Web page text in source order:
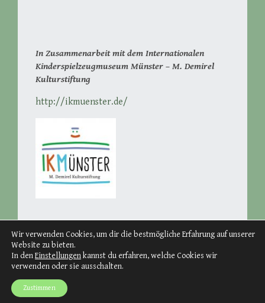
In Zusammenarbeit mit dem Internationalen
Kinderspielzeugmuseum Münster – M. Demirel
Kulturstiftung
http://ikmuenster.de/
Theme: Big Brother von
Wir verwenden Cookies, um dir die bestmögliche Erfahrung auf unserer
Website zu bieten.
In denEinstellungenkannst du erfahren, welche Cookies wir
verwenden oder sie ausschalten.
Zustimmen